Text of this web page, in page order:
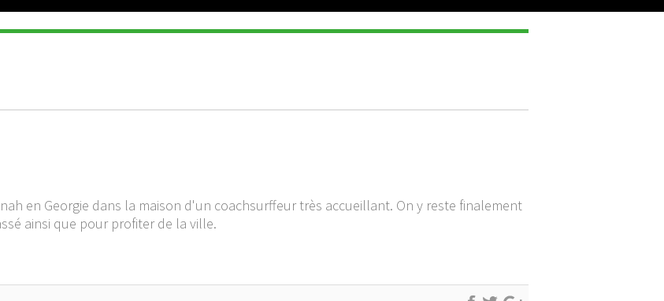
en Georgie dans la maison d'un coachsurffeur très accueillant. On y reste finalement
ainsi que pour profiter de la ville.